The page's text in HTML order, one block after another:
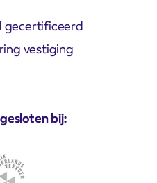
gecertificeerd
vestiging
bij: